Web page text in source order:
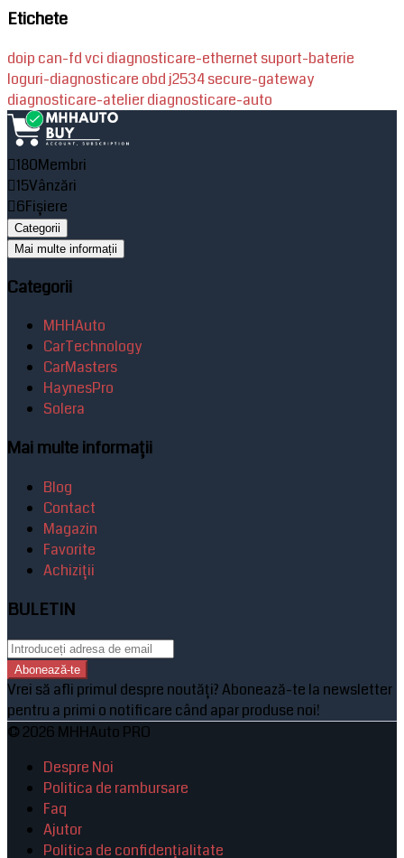
Etichete
doip can-fdvci diagnosticare-ethernet suport-baterie
loguri-diagnosticare obd j2534secure-gateway
diagnosticare-atelierdiagnosticare-auto
180Membri
15Vânzări
6Fișiere
Categorii
Mai multe informații
Categorii
MHHAuto
CarTechnology
CarMasters
HaynesPro
Solera
Mai multe informații
Blog
Contact
Magazin
Favorite
Achiziții
BULETIN
Abonează-te
Vrei să afli primul despre noutăți? Abonează-te la newsletter
pentru a primi o notificare când apar produse noi!
© 2026 MHHAuto PRO
Despre Noi
Politica de rambursare
Faq
Ajutor
Politica de confidențialitate